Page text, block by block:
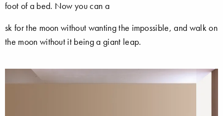
foot of a bed. Now you can a
sk for the moon without wanting the impossible, and walk on
the moon without it being a giant leap.